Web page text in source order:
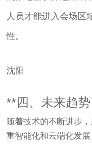
人员才能进入会场区
性。
沈阳
**四、未来趋
随着技术的不断进步
重智能化和云端化发